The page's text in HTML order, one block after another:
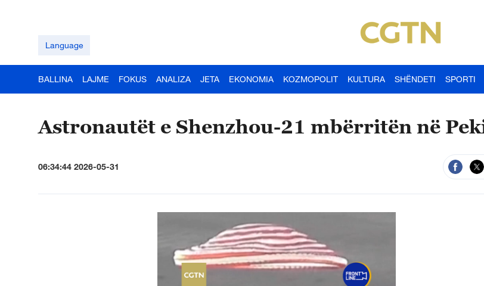
Language
BALLINA LAJME FOKUS ANALIZA JETA EKONOMIA KOZMOPOLIT KULTURA SHËNDETI SPORTI
Astronautët e Shenzhou-21 mbërritën në
06:34:44 2026-05-31